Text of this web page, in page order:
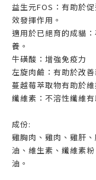
益生元FOS：有助於
效發揮作用。
適用於已絕育的成貓
養。
牛磺酸：增強免疫力
左旋肉鹼：有助於改
蔓越莓萃取物有助於
纖維素：不溶性纖維
成份:
雞胸肉、雞肉、雞肝
油、維生素、纖維素
油。